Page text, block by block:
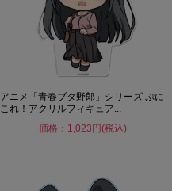
アニメ「青春ブタ野郎」シリーズ ぷに
これ！アクリルフィギュア...
価格：1,023円(税込)